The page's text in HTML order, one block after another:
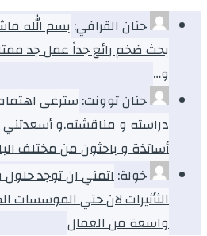
حنان القرافي: بسم الله
بحث ضخم رائع جداً عمل جد
و…
حنان توونت:سترعى
دراسته و مناقشته.و أسعدتني
أساتذة و باحثون من مختلف
خولة:اتمني ان توجد
الثأثيرات لان حتي
واسعة من العمال